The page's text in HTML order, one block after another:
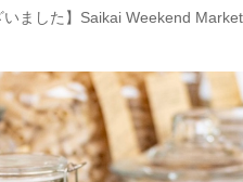
いました】Saikai Weekend